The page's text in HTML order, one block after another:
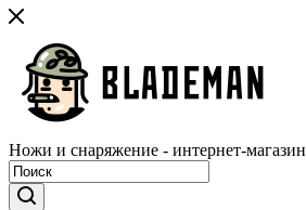
Ножи и снаряжение - интернет-магазин